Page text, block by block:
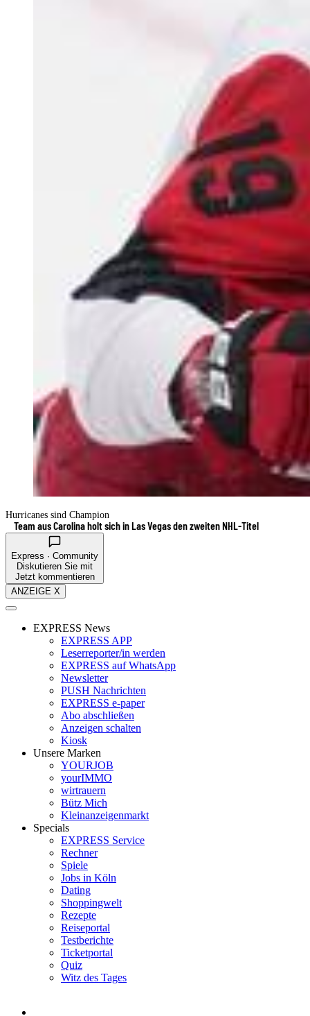
Hurricanes sind Champion
Team aus Carolina holt sich in Las Vegas den zweiten NHL-Titel
Express · Community
Diskutieren Sie mit
Jetzt kommentieren
ANZEIGE X
EXPRESS News
EXPRESS APP
Leserreporter/in werden
EXPRESS auf WhatsApp
Newsletter
PUSH Nachrichten
EXPRESS e-paper
Abo abschließen
Anzeigen schalten
Kiosk
Unsere Marken
YOURJOB
yourIMMO
wirtrauern
Bütz Mich
Kleinanzeigenmarkt
Specials
EXPRESS Service
Rechner
Spiele
Jobs in Köln
Dating
Shoppingwelt
Rezepte
Reiseportal
Testberichte
Ticketportal
Quiz
Witz des Tages